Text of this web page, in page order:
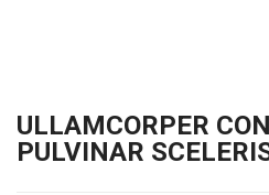
ULLAMCORPER
PULVINAR